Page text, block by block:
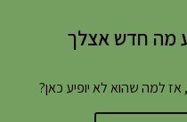
מה חדש אצלך
אז למה שהוא לא יופיע כאן?